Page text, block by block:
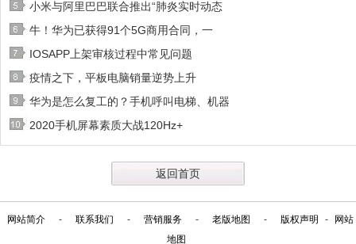
小米与阿里巴巴联合推出“肺炎实时动态
牛！华为已获得91个5G商用合同，一
IOSAPP上架审核过程中常见问题
疫情之下，平板电脑销量逆势上升
华为是怎么复工的？手机呼叫电梯、机器
2020手机屏幕素质大战120Hz+
返回首页
网站简介 - 联系我们 - 营销服务 - 老版地图 - 版权声明 -
网站
地图